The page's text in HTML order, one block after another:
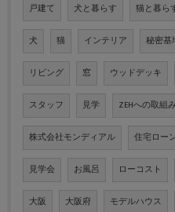
戸建て 犬と暮らす 猫と暮ら
犬 猫 インテリア 秘密基
リビング 窓 ウッドデッキ
スタッフ 見学 ZEHへの取組み
株式会社モンディアル 住宅ロー
見学会 お風呂 ローコスト
大阪 大阪府 モデルハウス